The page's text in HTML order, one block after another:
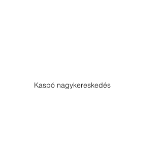
Kaspó nagykereskedés